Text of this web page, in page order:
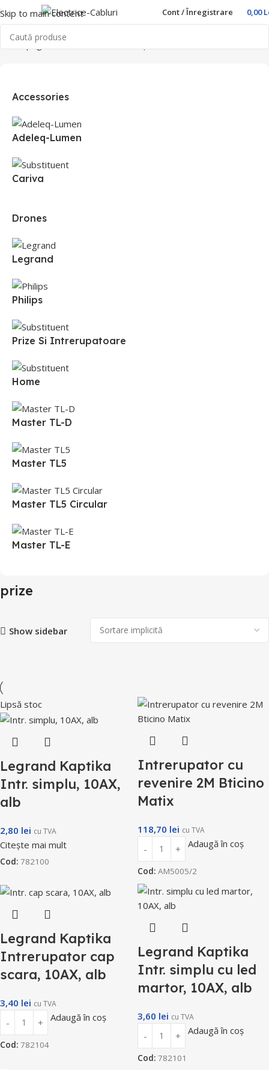
Skip to main content Cont / Înregistrare 0,00
Prima pagină
Accessories
Adeleq-Lumen
Cariva
Drones
Legrand
Philips
Prize Si Intrerupatoare
Home
Master TL-D
Master TL5
Master TL5 Circular
Master TL-E
prize
Show sidebar
Lipsă stoc
Legrand Kaptika
Intr. simplu, 10AX,
alb
2,80 lei cu TVA
Citește mai mult
Cod: 782100
Intrerupator cu
revenire 2M Bticino
Matix
118,70 lei cu TVA
Adaugă în coș
Cod: AM5005/2
Legrand Kaptika
Intrerupator cap
scara, 10AX, alb
3,40 lei cu TVA
Adaugă în coș
Cod: 782104
Legrand Kaptika
Intr. simplu cu led
martor, 10AX, alb
3,60 lei cu TVA
Adaugă în coș
Cod: 782101